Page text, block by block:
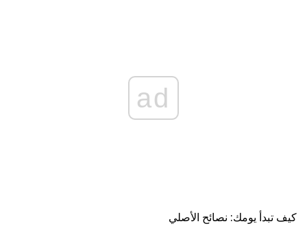
ad
كيف تبدأ يومك: نصائح الأصلي